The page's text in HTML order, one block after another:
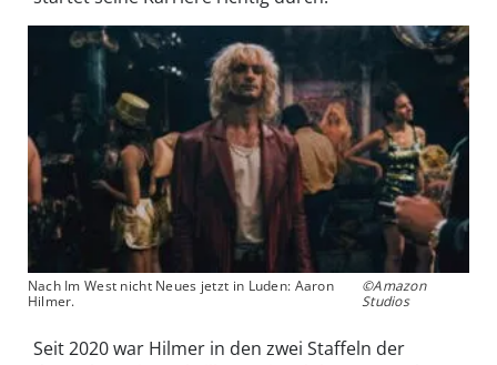
Nach Im West nicht Neues jetzt in Luden: Aaron
Hilmer.
©Amazon
Studios
Seit 2020 war Hilmer in den zwei Staffeln der